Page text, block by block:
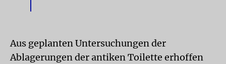
Aus geplanten Untersuchungen der
Ablagerungen der antiken Toilette erhoffen